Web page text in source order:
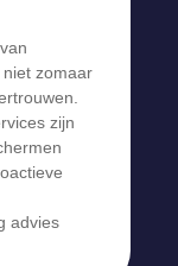
zomaar
zijn
advies